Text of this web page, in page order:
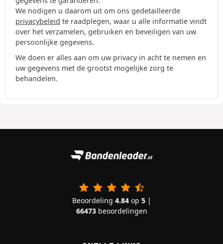
We nodigen u daarom uit om ons gedetailleerde
privacybeleid te raadplegen, waar u alle informatie vindt
over het verzamelen, gebruiken en beveiligen van uw
persoonlijke gegevens.
We doen er alles aan om uw privacy in acht te nemen en
uw gegevens met de grootst mogelijke zorg te
behandelen.
Beoordeling 4.84op 5|
66473beoordelingen